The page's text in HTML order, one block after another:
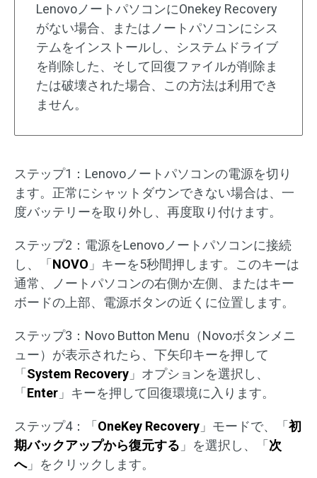
LenovoノートパソコンにOnekey Recovery
がない場合、またはノートパソコンにシス
テムをインストールし、システムドライブ
を削除した、そして回復ファイルが削除ま
たは破壊された場合、この方法は利用でき
ません。
ステップ1：Lenovoノートパソコンの電源を切り
ます。正常にシャットダウンできない場合は、一
度バッテリーを取り外し、再度取り付けます。
ステップ2：電源をLenovoノートパソコンに接続
し、「NOVO 」キーを5秒間押します。このキーは
通常、ノートパソコンの右側か左側、またはキー
ボードの上部、電源ボタンの近くに位置します。
ステップ3：Novo Button Menu（Novoボタンメニ
ュー）が表示されたら、下矢印キーを押して
「System Recovery 」オプションを選択し、
「Enter 」キーを押して回復環境に入ります。
ステップ4：「OneKey Recovery 」モードで、「初
期バックアップから復元する 」を選択し、「次
へ」をクリックします。